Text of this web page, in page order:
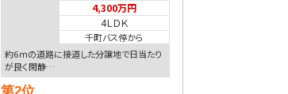
4,300万円
4ＬＤＫ
千町バス停から
約6ｍの道路に接道した分譲地で日当たり
が良く閑静…